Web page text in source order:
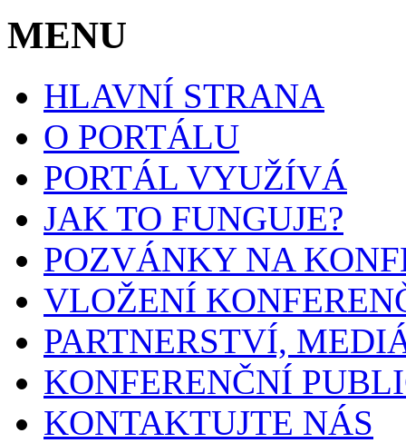
MENU
HLAVNÍ STRANA
O PORTÁLU
PORTÁL VYUŽÍVÁ
JAK TO FUNGUJE?
POZVÁNKY NA
VLOŽENÍ
PARTNERSTVÍ,
KONFERENČNÍ
KONTAKTUJTE NÁS